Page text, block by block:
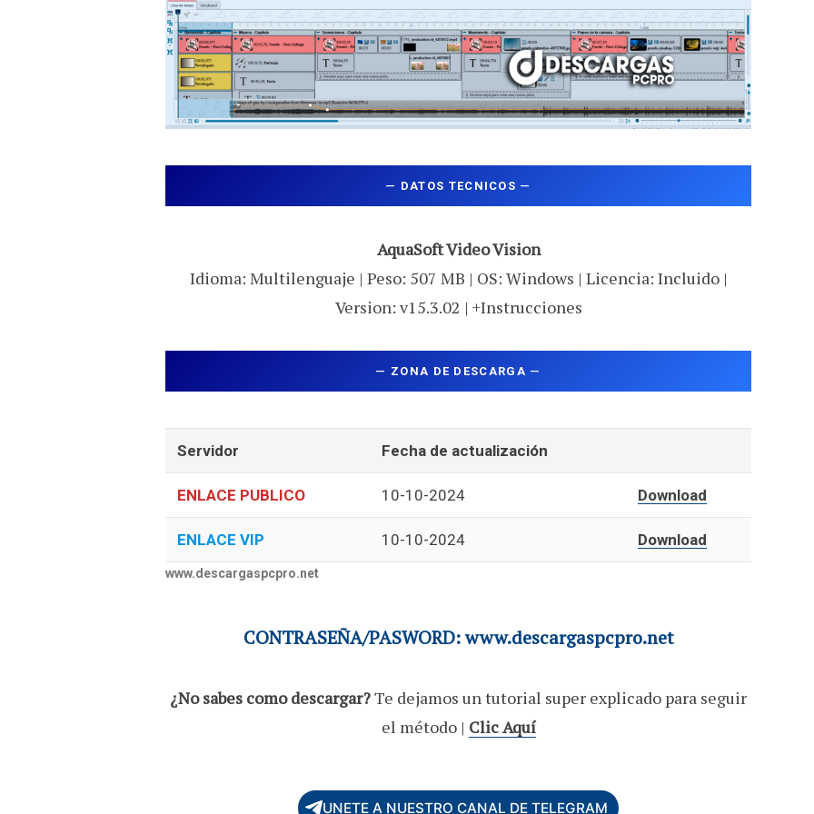
— DATOS TECNICOS —
AquaSoft Video Vision
Idioma: Multilenguaje | Peso: 507 MB | OS: Windows | Licencia: Incluido |
Version: v15.3.02 | +Instrucciones
— ZONA DE DESCARGA —
Servidor Fecha de actualización
ENLACE PUBLICO 10-10-2024 Download
ENLACE VIP 10-10-2024 Download
www.descargaspcpro.net
CONTRASEÑA/PASWORD: www.descargaspcpro.net
¿No sabes como descargar?Te dejamos un tutorial super explicado para seguir
el método | Clic Aquí
UNETE A NUESTRO CANAL DE TELEGRAM